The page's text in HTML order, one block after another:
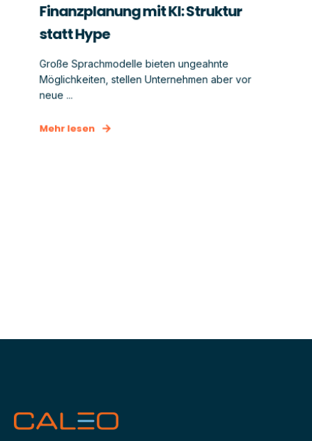
Finanzplanung mit KI: Struktur
statt Hype
Große Sprachmodelle bieten ungeahnte
Möglichkeiten, stellen Unternehmen aber vor
neue ...
Mehr lesen